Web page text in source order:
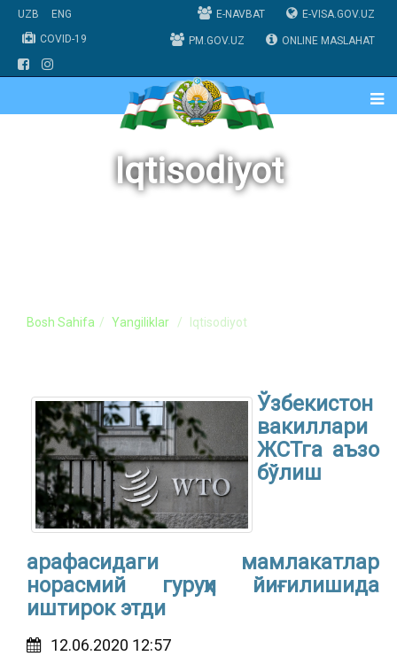
UZB
ENG
COVID-19
E-NAVBAT E-VISA.GOV.UZ
PM.GOV.UZ ONLINE MASLAHAT
Iqtisodiyot
Bosh Sahifa Yangiliklar Iqtisodiyot
Ўзбекистон
вакиллари
ЖСТга аъзо
бўлиш
арафасидаги мамлакатлар
норасмий гуруҳи йиғилишида
иштирок этди
12.06.2020 12:57